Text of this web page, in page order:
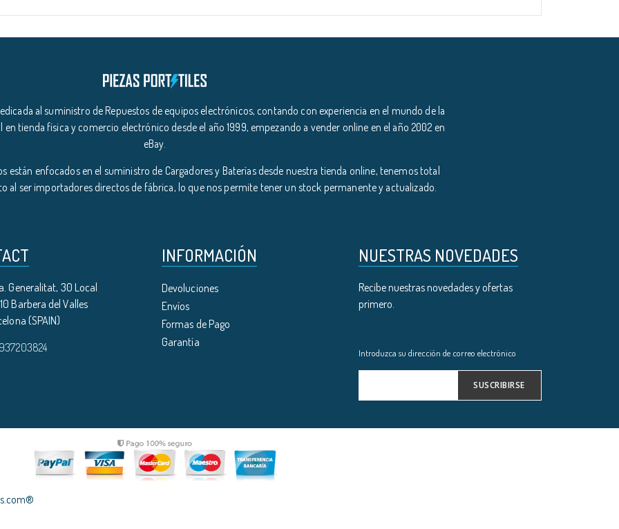
al suministro de Repuestos de equipos electrónicos, contando con experiencia en el mundo de la
tienda física y comercio electrónico desde el año 1999, empezando a vender online en el año 2002 en
eBay.
están enfocados en el suministro de Cargadores y Baterías desde nuestra tienda online, tenemos total
al ser importadores directos de fábrica, lo que nos permite tener un stock permanente y actualizado.
Generalitat, 30 Local
Barbera del Valles
(SPAIN)
INFORMACIÓN
Devoluciones
Envíos
Formas de Pago
Garantía
NUESTRAS NOVEDADES
Recibe nuestras novedades y ofertas
primero.
Introduzca su dirección de correo electrónico
SUSCRIBIRSE